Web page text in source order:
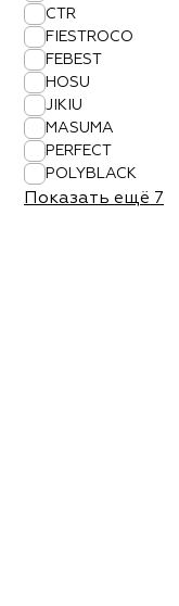
CTR
FIESTROCO
FEBEST
HOSU
JIKIU
MASUMA
PERFECT
POLYBLACK
Показать ещё 7